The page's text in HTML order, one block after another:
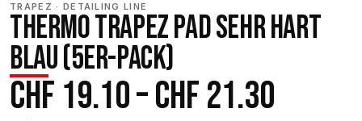
TRAPEZ · DETAILING LINE
THERMO TRAPEZ PAD SEHR HART
BLAU (5ER-PACK)
CHF 19.10–CHF21.30